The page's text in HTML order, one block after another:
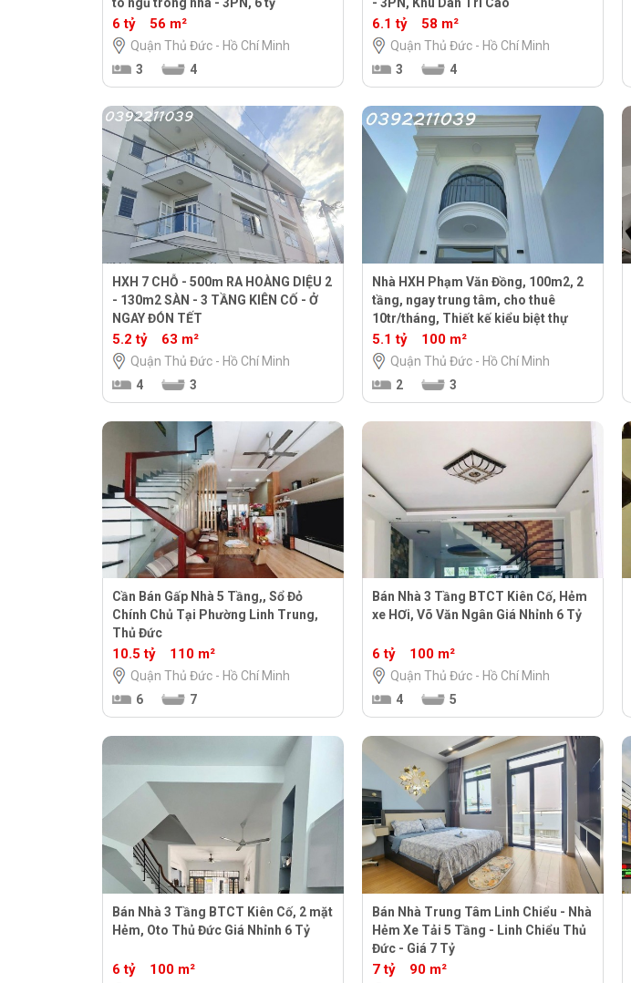
6 tỷ 56 m²
Quận Thủ Đức - Hồ Chí Minh
3
4
6.1 tỷ 58 m²
Quận Thủ Đức - Hồ Chí Minh
3
4
HXH 7 CHỖ - 500m RA HOÀNG DIỆU 2
- 130m2 SÀN - 3 TẦNG KIÊN CỐ - Ở
NGAY ĐÓN TẾT
5.2 tỷ 63 m²
Quận Thủ Đức - Hồ Chí Minh
4
3
Nhà HXH Phạm Văn Đồng, 100m2, 2
tầng, ngay trung tâm, cho thuê
10tr/tháng, Thiết kế kiểu biệt thự
mini
5.1 tỷ 100 m²
Quận Thủ Đức - Hồ Chí Minh
2
3
Cần Bán Gấp Nhà 5 Tầng,, Sổ Đỏ
Chính Chủ Tại Phường Linh Trung,
Thủ Đức
10.5 tỷ 110 m²
Quận Thủ Đức - Hồ Chí Minh
6
7
Bán Nhà 3 Tầng BTCT Kiên Cố, Hẻm
xe HƠi, Võ Văn Ngân Giá Nhỉnh 6 Tỷ
6 tỷ 100 m²
Quận Thủ Đức - Hồ Chí Minh
4
5
Bán Nhà 3 Tầng BTCT Kiên Cố, 2 mặt
Hẻm, Oto Thủ Đức Giá Nhỉnh 6 Tỷ
6 tỷ 100 m²
Bán Nhà Trung Tâm Linh Chiểu - Nhà
Hẻm Xe Tải 5 Tầng - Linh Chiểu Thủ
Đức - Giá 7 Tỷ
7 tỷ 90 m²